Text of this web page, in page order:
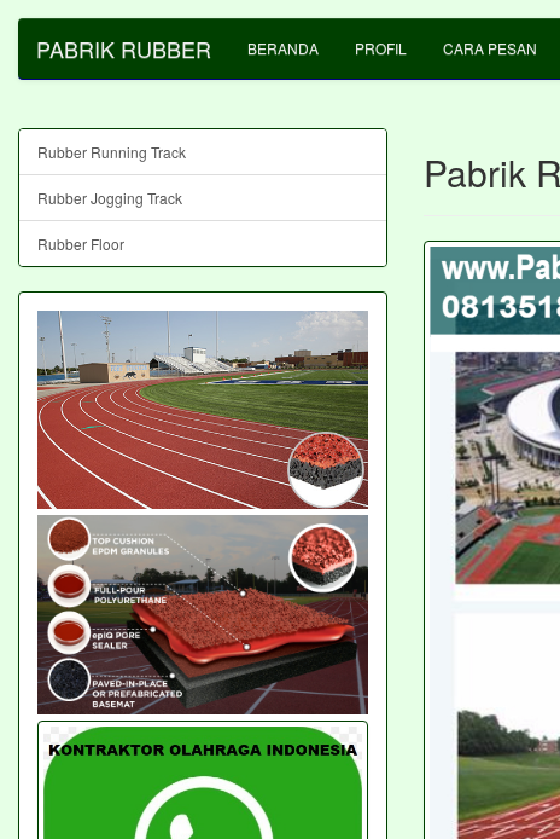
PABRIK RUBBER BERANDA PROFIL CARA PESAN
Pabrik
Rubber Running Track
Rubber Jogging Track
Rubber Floor